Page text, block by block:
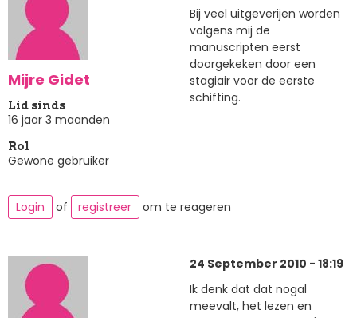
Mijre Gidet
Lid sinds
16 jaar 3 maanden
Rol
Gewone gebruiker
Bij veel uitgeverijen worden
volgens mij de
manuscripten eerst
doorgekeken door een
stagiair voor de eerste
schifting.
Login of registreer om te reageren
24 September 2010 - 18:19
Ik denk dat dat nogal
meevalt, het lezen en